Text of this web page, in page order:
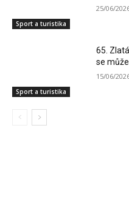
Sport a turistika
25/06/
Sport a turistika
65.
se
15/06/